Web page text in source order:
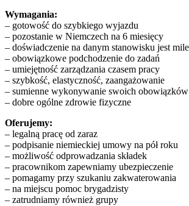
Wymagania:
– gotowość do szybkiego wyjazdu
– pozostanie w Niemczech na 6 miesięcy
– doświadczenie na danym stanowisku jest
– obowiązkowe podchodzenie do zadań
– umiejętność zarządzania czasem pracy
– szybkość, elastyczność, zaangażowanie
– sumienne wykonywanie swoich obowiązków
– dobre ogólne zdrowie fizyczne
Oferujemy:
– legalną pracę od zaraz
– podpisanie niemieckiej umowy na pół roku
– możliwość odprowadzania składek
– pracownikom zapewniamy ubezpieczenie
– pomagamy przy szukaniu zakwaterowania
– na miejscu pomoc brygadzisty
– zatrudniamy również grupy